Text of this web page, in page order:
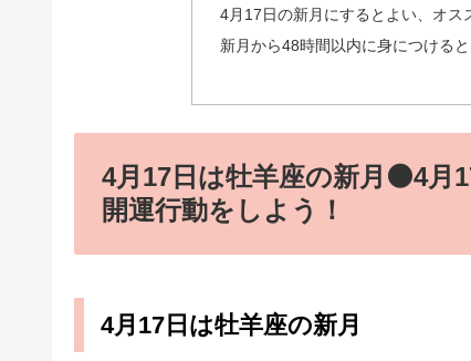
4月17日の新月にするとよい、オス
新月から48時間以内に身につける
4月17日は牡羊座の新月🌑4月
開運行動をしよう！
4月17日は牡羊座の新月